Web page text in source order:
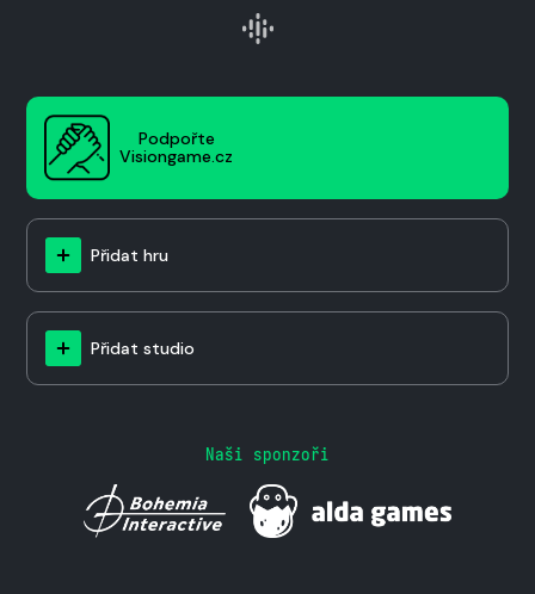
Podpořte
Visiongame.cz
Přidat hru
Přidat studio
Naši sponzoři